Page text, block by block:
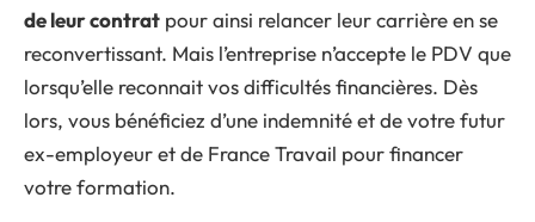
de leur contrat pour ainsi relancer leur carrière en se
reconvertissant. Mais l’entreprise n’accepte le PDV que
lorsqu’elle reconnait vos difficultés financières. Dès
lors, vous bénéficiez d’une indemnité et de votre futur
ex-employeur et de France Travail pour financer
votre formation.